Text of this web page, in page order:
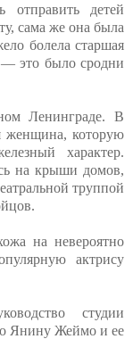
отправить детей
сама же она была
болела старшая
— это было сродни
Ленинграде. В
женщина, которую
характер.
на крыши домов,
труппой
на невероятно
актрису
студии
Янину Жеймо и ее